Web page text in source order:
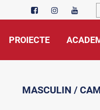
PROIECTE
MASCULIN /